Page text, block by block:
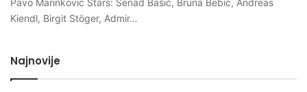
Kiendl, Birgit Stöger, Admir…
Najnovije